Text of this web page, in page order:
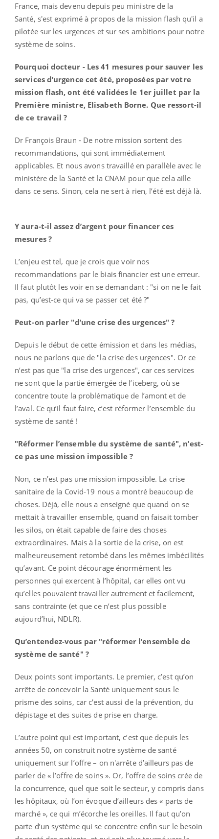
France, mais devenu depuis peu ministre de la
Santé, s'est exprimé à propos de la mission flash qu'il a
pilotée sur les urgences et sur ses ambitions pour notre
système de soins.
Pourquoi docteur - Les 41 mesures pour sauver les
services d’urgence cet été, proposées par votre
mission flash, ont été validées le 1er juillet par la
Première ministre, Elisabeth Borne. Que ressort-il
de ce travail ?
Dr François Braun - De notre mission sortent des
recommandations, qui sont immédiatement
applicables. Et nous avons travaillé en parallèle avec le
ministère de la Santé et la CNAM pour que cela aille
dans ce sens. Sinon, cela ne sert à rien, l’été est déjà là.
Y aura-t-il assez d’argent pour financer ces
mesures ?
L’enjeu est tel, que je crois que voir nos
recommandations par le biais financier est une erreur.
Il faut plutôt les voir en se demandant : "si on ne le fait
pas, qu’est-ce qui va se passer cet été ?"
Peut-on parler "d’une crise des urgences" ?
Depuis le début de cette émission et dans les médias,
nous ne parlons que de "la crise des urgences". Or ce
n’est pas que "la crise des urgences", car ces services
ne sont que la partie émergée de l’iceberg, où se
concentre toute la problématique de l’amont et de
l’aval. Ce qu’il faut faire, c’est réformer l’ensemble du
système de santé !
"Réformer l’ensemble du système de santé", n’est-
ce pas une mission impossible ?
Non, ce n’est pas une mission impossible. La crise
sanitaire de la Covid-19 nous a montré beaucoup de
choses. Déjà, elle nous a enseigné que quand on se
mettait à travailler ensemble, quand on faisait tomber
les silos, on était capable de faire des choses
extraordinaires. Mais à la sortie de la crise, on est
malheureusement retombé dans les mêmes imbécilités
qu’avant. Ce point décourage énormément les
personnes qui exercent à l’hôpital, car elles ont vu
qu’elles pouvaient travailler autrement et facilement,
sans contrainte (et que ce n’est plus possible
aujourd’hui, NDLR).
Qu’entendez-vous par "réformer l’ensemble de
système de santé" ?
Deux points sont importants. Le premier, c’est qu’on
arrête de concevoir la Santé uniquement sous le
prisme des soins, car c’est aussi de la prévention, du
dépistage et des suites de prise en charge.
L’autre point qui est important, c’est que depuis les
années 50, on construit notre système de santé
uniquement sur l’offre – on n'arrête d’ailleurs pas de
parler de « l’offre de soins ». Or, l’offre de soins crée de
la concurrence, quel que soit le secteur, y compris dans
les hôpitaux, où l’on évoque d’ailleurs des « parts de
marché », ce qui m’écorche les oreilles. Il faut qu’on
parte d’un système qui se concentre enfin sur le besoin